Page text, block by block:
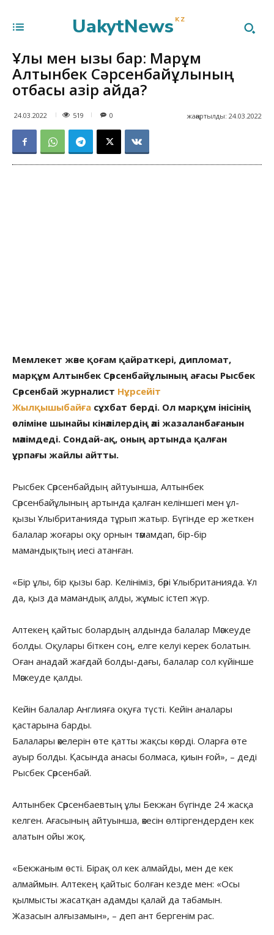
UakytNews KZ
Ұлы мен қызы бар: Марқұм
Алтынбек Сәрсенбайұлының
отбасы қазір қайда?
24.03.2022 519 жаңартылды: 24.03.2022
0
Мемлекет және қоғам қайраткері, дипломат,
марқұм Алтынбек Сәрсенбайұлының ағасы Рысбек
Сәрсенбай журналист Нұрсейіт
Жылқышыбайға сұхбат берді. Ол марқұм інісінің
өліміне шынайы кінәлілердің әлі жазаланбағанын
мәлімдеді. Сондай-ақ, оның артында қалған
ұрпағы жайлы айтты.
Рысбек Сәрсенбайдың айтуынша, Алтынбек
Сәрсенбайұлының артында қалған келіншегі мен ұл-
қызы Ұлыбританияда тұрып жатыр. Бүгінде ер жеткен
балалар жоғары оқу орнын тәмамдап, бір-бір
мамандықтың иесі атанған.
«Бір ұлы, бір қызы бар. Келініміз, бәрі Ұлыбританияда. Ұл
да, қыз да мамандық алды, жұмыс істеп жүр.
Алтекең қайтыс болардың алдында балалар Мәскеуде
болды. Оқулары біткен соң, елге келуі керек болатын.
Оған анадай жағдай болды-дағы, балалар сол күйінше
Мәскеуде қалды.
Кейін балалар Англияға оқуға түсті. Кейін аналары
қастарына барды.
Балалары әкелерін өте қатты жақсы көрді. Оларға өте
ауыр болды. Қасында анасы болмаса, қиын ғой», – деді
Рысбек Сәрсенбай.
Алтынбек Сәрсенбаевтың ұлы Бекжан бүгінде 24 жасқа
келген. Ағасының айтуынша, әкесін өлтіргендерден кек
алатын ойы жоқ.
«Бекжаным өсті. Бірақ ол кек алмайды, мен де кек
алмаймын. Алтекең қайтыс болған кезде мен: «Осы
қылмысты жасатқан адамды қалай да табамын.
Жазасын алғызамын», – деп ант бергенім рас.